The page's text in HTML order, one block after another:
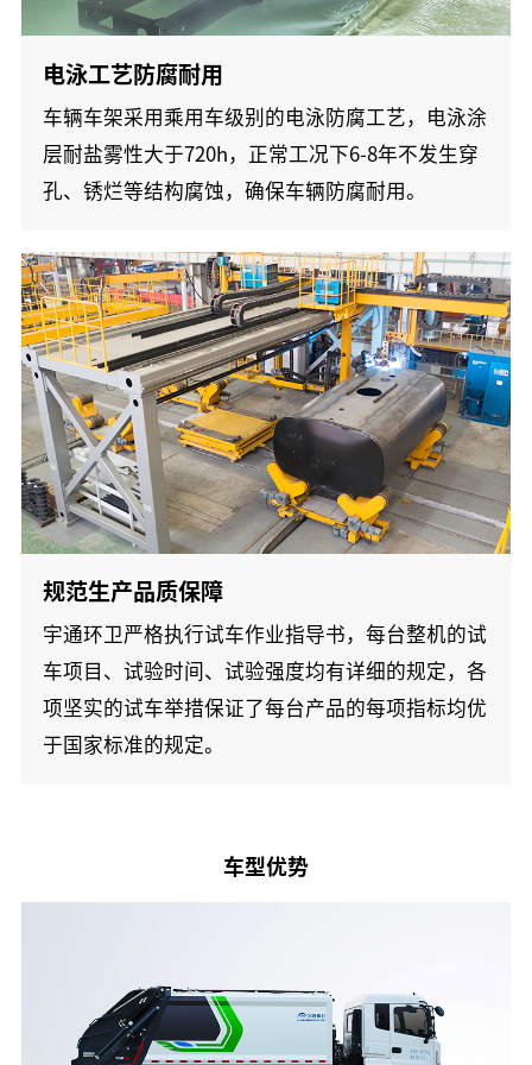
电泳工艺防腐耐用
车辆车架采用乘用车级别的电泳防腐工艺，电泳涂
层耐盐雾性大于720h，正常工况下6-8年不发生穿
孔、锈烂等结构腐蚀，确保车辆防腐耐用。
规范生产品质保障
宇通环卫严格执行试车作业指导书，每台整机的试
车项目、试验时间、试验强度均有详细的规定，各
项坚实的试车举措保证了每台产品的每项指标均优
于国家标准的规定。
车型优势